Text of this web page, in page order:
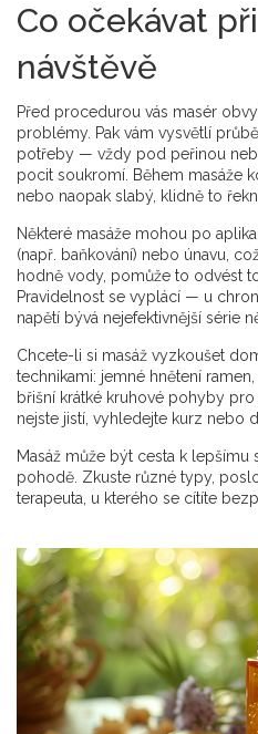
Co očekávat
návštěvě
Před procedurou vás masér
problémy. Pak vám vysvětlí
potřeby — vždy pod peřinou
pocit soukromí. Během masáže
nebo naopak slabý, klidně to
Některé masáže mohou po
(např. baňkování) nebo únavu,
hodně vody, pomůže to odvést
Pravidelnost se vyplácí — u
napětí bývá nejefektivnější série
Chcete-li si masáž vyzkoušet
technikami: jemné hnětení
břišní krátké kruhové pohyby
nejste jistí, vyhledejte kurz nebo
Masáž může být cesta k lepšímu
pohodě. Zkuste různé typy,
terapeuta, u kterého se cítíte